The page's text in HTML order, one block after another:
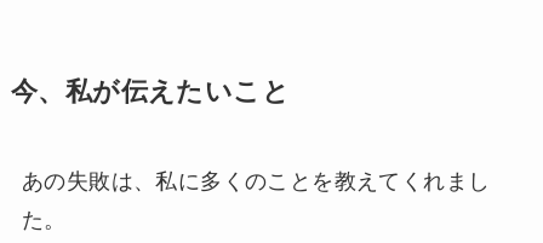
今、私が伝えたいこと
あの失敗は、私に多くのことを教えてくれまし
た。